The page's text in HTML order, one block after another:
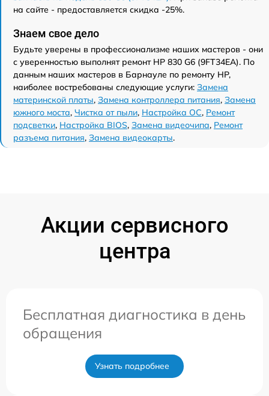
на сайте - предоставляется скидка -25%.
Знаем свое дело
Будьте уверены в профессионализме наших мастеров - они
с уверенностью выполнят ремонт HP 830 G6 (9FT34EA). По
данным наших мастеров в Барнауле по ремонту HP,
наиболее востребованы следующие услуги: Замена
материнской платы, Замена контроллера питания, Замена
южного моста, Чистка от пыли, Настройка ОС, Ремонт
подсветки, Настройка BIOS, Замена видеочипа, Ремонт
разъема питания, Замена видеокарты.
Акции сервисного
центра
Бесплатная диагностика в день
обращения
Узнать подробнее